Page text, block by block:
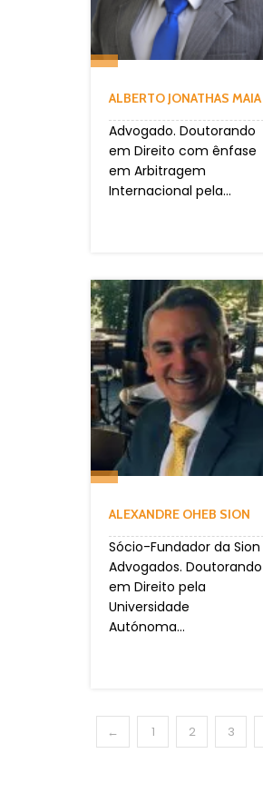
ALBERTO JONATHAS MAIA
Advogado. Doutorando
em Direito com ênfase
em Arbitragem
Internacional pela...
ALEXANDRE OHEB SION
Sócio-Fundador da Sion
Advogados. Doutorando
em Direito pela
Universidade
Autónoma...
← 1 2 3